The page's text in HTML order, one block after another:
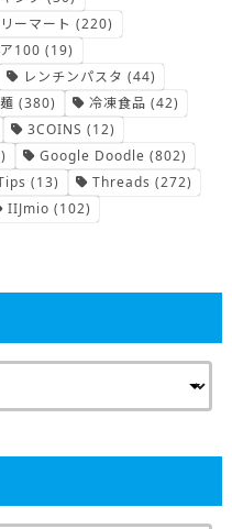
ーマート (220)
100 (19)
レンチンパスタ (44)
(380) 冷凍食品 (42)
3COINS (12)
Google Doodle (802)
(13) Threads (272)
IIJmio (102)